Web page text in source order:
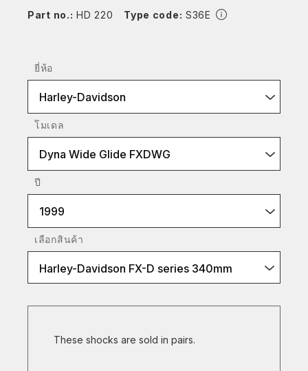
Part no.: HD 220 Type code: S36E
ยี่ห้อ
Harley-Davidson
โมเดล
Dyna Wide Glide FXDWG
ปี
1999
เลือกสินค้า
Harley-Davidson FX-D series 340mm
These shocks are sold in pairs.